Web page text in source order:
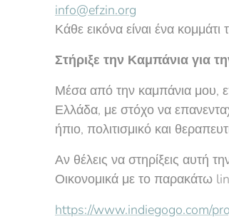
info@efzin.org
Κάθε εικόνα είναι ένα κομμάτι
Στήριξε την Καμπάνια για
Μέσα από την καμπάνια μου,
Ελλάδα, με στόχο να
ήπιο, πολιτισμικό και
Αν θέλεις να στηρίξεις αυτή
Οικονομικά με το παρακάτω
https://www.indiegogo.com/